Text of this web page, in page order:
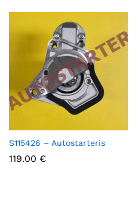
S115426 – Autostarteris
119.00 €